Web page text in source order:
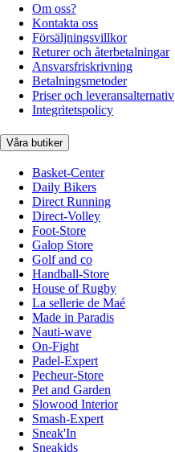
Om oss?
Kontakta oss
Försäljningsvillkor
Returer och återbetalningar
Ansvarsfriskrivning
Betalningsmetoder
Priser och leveransalternativ
Integritetspolicy
Våra butiker
Basket-Center
Daily Bikers
Direct Running
Direct-Volley
Foot-Store
Galop Store
Golf and co
Handball-Store
House of Rugby
La sellerie de Maé
Made in Paradis
Nauti-wave
On-Fight
Padel-Expert
Pecheur-Store
Pet and Garden
Slowood Interior
Smash-Expert
Sneak'In
Sneakids